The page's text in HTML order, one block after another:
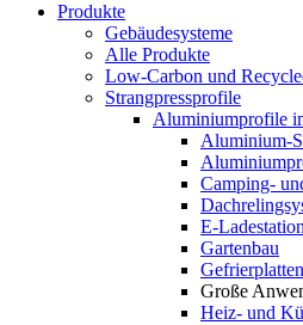
Produkte
Gebäudesysteme
Alle Produkte
Low-Carbon und
Strangpressprofile
Aluminiumprofile
Aluminium-
Camping-
E-
Gartenbau
Gefrierplatten
Große
Heiz- und